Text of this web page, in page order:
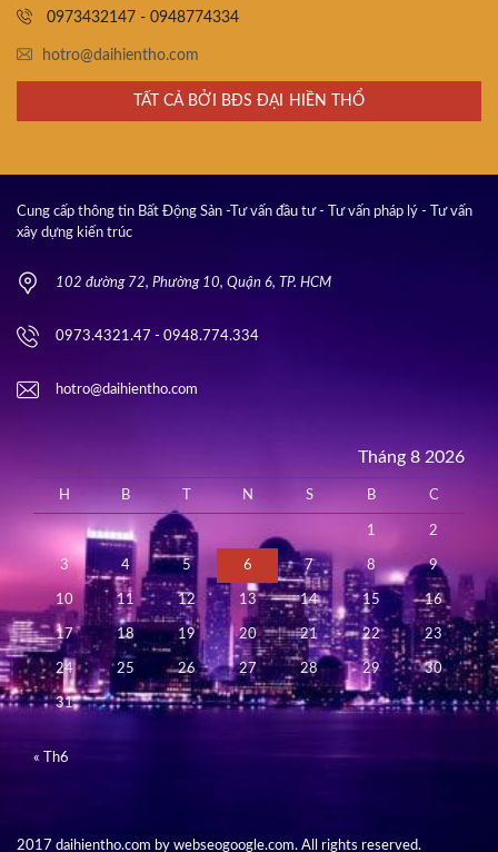
0973432147 - 0948774334
hotro@daihientho.com
TẤT CẢ BỞI BĐS ĐẠI HIỀN THỔ
Cung cấp thông tin Bất Động Sản -Tư vấn đầu tư - Tư vấn pháp lý - Tư vấn
xây dựng kiến trúc
102 đường 72, Phường 10, Quận 6, TP. HCM
0973.4321.47 - 0948.774.334
hotro@daihientho.com
Tháng 8 2026
H B N S B C
1 2
3 4 5 6 7 8 9
10 11 12 13 14 15 16
17 18 19 20 21 22 23
24 25 26 27 28 29 30
31
« Th6
2017 daihientho.com by webseogoogle.com. All rights reserved.